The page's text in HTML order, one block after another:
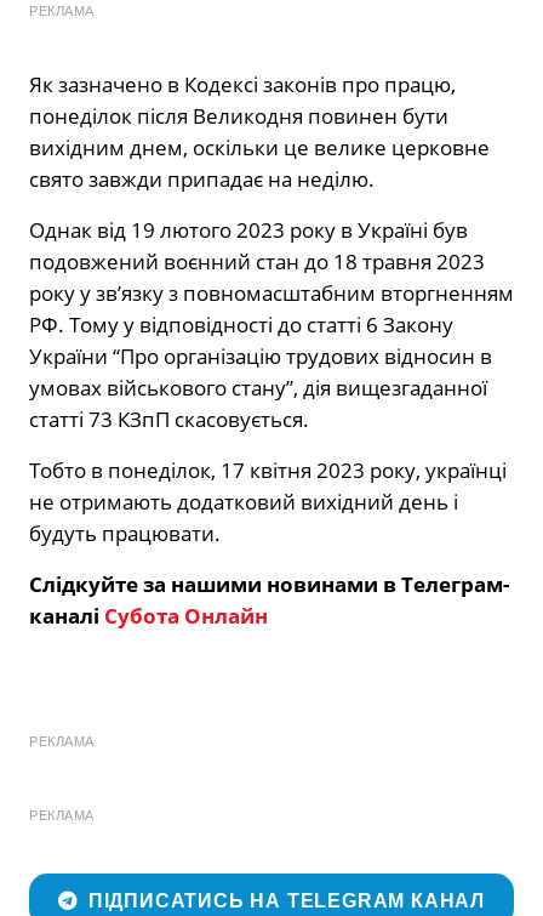
РЕКЛАМА
Як зазначено в Кодексі законів про працю,
понеділок після Великодня повинен бути
вихідним днем, оскільки це велике церковне
свято завжди припадає на неділю.
Однак від 19 лютого 2023 року в Україні був
подовжений воєнний стан до 18 травня 2023
року у зв’язку з повномасштабним вторгненням
РФ. Тому у відповідності до статті 6 Закону
України “Про організацію трудових відносин в
умовах військового стану”, дія вищезгаданної
статті 73 КЗпП скасовується.
Тобто в понеділок, 17 квітня 2023 року, українці
не отримають додатковий вихідний день і
будуть працювати.
Слідкуйте за нашими новинами в Телеграм-
каналі Субота Онлайн
РЕКЛАМА
РЕКЛАМА
ПІДПИСАТИСЬ НА TELEGRAM КАНАЛ